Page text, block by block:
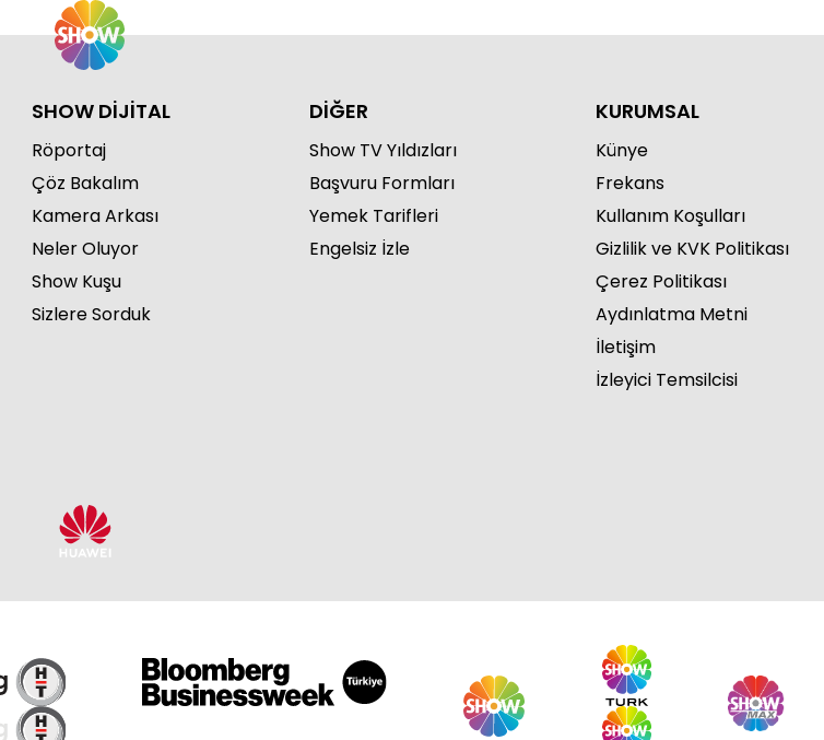
SHOW DİJİTAL
Röportaj
Çöz Bakalım
Kamera Arkası
Neler Oluyor
Show Kuşu
Sizlere Sorduk
DİĞER
Show TV Yıldızları
Başvuru Formları
Yemek Tarifleri
Engelsiz İzle
KURUMSAL
Künye
Frekans
Kullanım Koşulları
Gizlilik ve KVK Politikası
Çerez Politikası
Aydınlatma Metni
İletişim
İzleyici Temsilcisi